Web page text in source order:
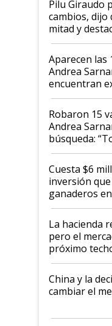
Pilu Giraudo
cambios, dijo
mitad y
ser "para
mandato
nacional"
Aparecen las
Andrea
encuentran
cómo
Robaron 15
Andrea
búsqueda:
toca a algún
Cuesta $6
inversión
ganaderos
histórico
La hacienda
pero el
próximo
China y la
cambiar el